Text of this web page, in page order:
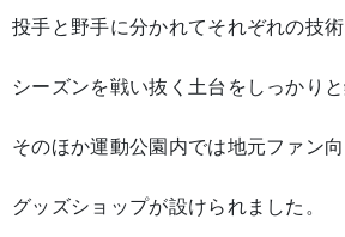
投手と野手に分かれてそれぞれの技術
シーズンを戦い抜く土台をしっかりと
そのほか運動公園内では地元ファン
グッズショップが設けられました。